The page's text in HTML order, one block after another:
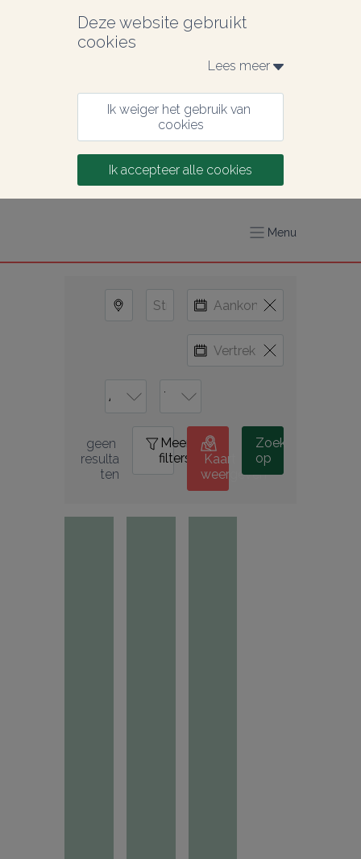
Deze website gebruikt
cookies
Lees meer
Ik weiger het gebruik van
cookies
Ik accepteer alle cookies
Menu
geen
resulta
ten
Meer
filters
Kaart
weergeven
Zoek
op